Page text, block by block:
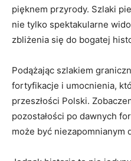
pięknem​ przyrody.​ Szlaki
nie​ tylko spektakularne
zbliżenia się do bogatej
Podążając szlakiem
fortyfikacje i umocnienia,
przeszłości Polski.
pozostałości po⁣ dawnych
‍może być niezapomnianym